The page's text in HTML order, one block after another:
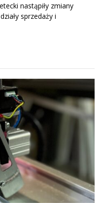
nastąpiły zmiany
sprzedaży i